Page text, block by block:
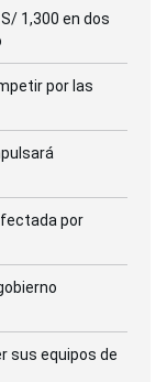
1,300 en dos
por las
por
sus equipos de